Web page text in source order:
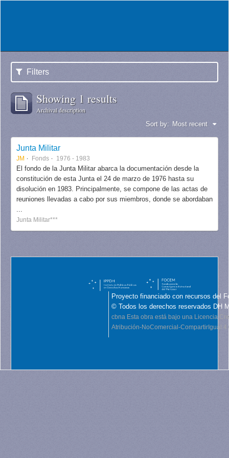
Filters
Showing 1 results
Archival description
Sort by: Most recent
Junta Militar
JM Fonds 1976 - 1983
El fondo de la Junta Militar abarca la documentación desde la
constitución de esta Junta el 24 de marzo de 1976 hasta su
disolución en 1983. Principalmente, se compone de las actas de
reuniones llevadas a cabo por sus miembros, donde se abordaban
...
Junta Militar***
Proyecto financiado con recursos del
© Todos los derechos reservados DH
cbna Esta obra está bajo una Licencia
Atribución-NoComercial-CompartirIgual